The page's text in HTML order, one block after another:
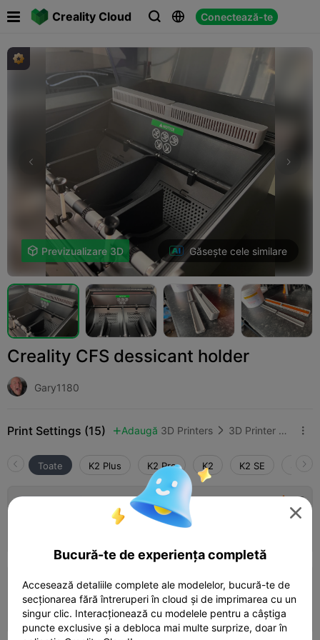
Creality Cloud   Conectează-te
 
 Previzualizare 3D Găsește cele similare
Creality CFS dessicant holder
Gary1180
Print Settings (15)  Adaugă 3D Printers  3D Printer Accessories 
Toate K2 Plus K2 Pro K2 K2 SE
0.2mm layer, 3 walls, 15% infill
 1 plates
 4.5
K2 Plus, 0.2mm layer, 3 walls, 15% infill
02h 08m  1 plates  55.66g

Bucură-te de experiența completă
Accesează detaliile complete ale modelelor, bucură-te de
secționarea fără întreruperi în cloud și de imprimarea cu un
singur clic. Interacționează cu modelele pentru a câștiga
puncte exclusive și a debloca mai multe surprize, doar în